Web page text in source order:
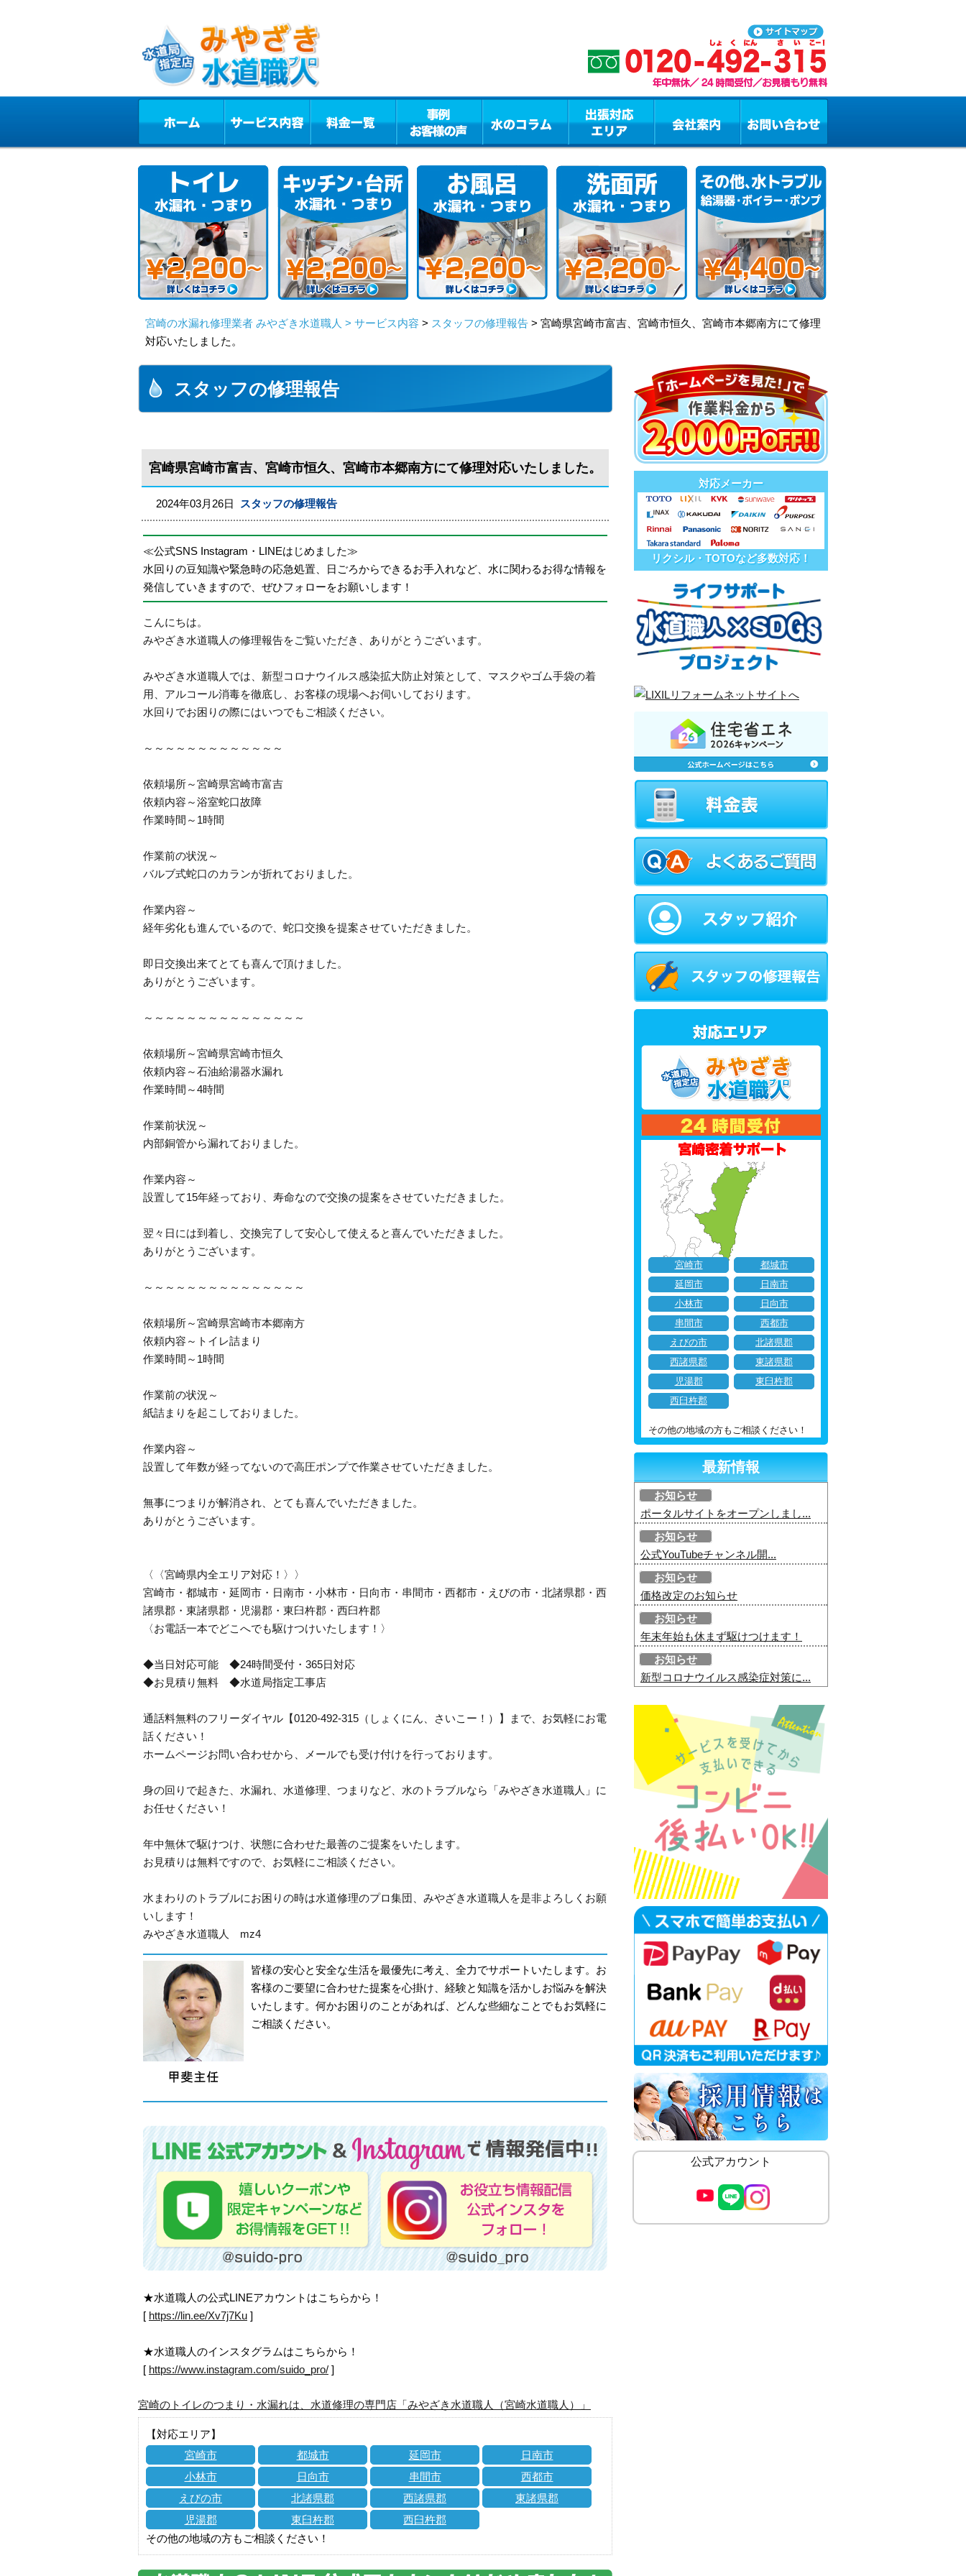
宮崎の水漏れ修理業者 みやざき水道職人 > サービス内容 > スタッフの修理報告 > 宮崎県宮崎市富吉、宮崎市恒久、宮崎市本郷南方にて修理
対応いたしました。
スタッフの修理報告
宮崎県宮崎市富吉、宮崎市恒久、宮崎市本郷南方にて修理対応いたしました。
2024年03月26日 スタッフの修理報告
≪公式SNS Instagram・LINEはじめました≫
水回りの豆知識や緊急時の応急処置、日ごろからできるお手入れなど、水に関わるお得な情報を
発信していきますので、ぜひフォローをお願いします！
こんにちは。
みやざき水道職人の修理報告をご覧いただき、ありがとうございます。
みやざき水道職人では、新型コロナウイルス感染拡大防止対策として、マスクやゴム手袋の着
用、アルコール消毒を徹底し、お客様の現場へお伺いしております。
水回りでお困りの際にはいつでもご相談ください。
～～～～～～～～～～～～～
依頼場所～宮崎県宮崎市富吉
依頼内容～浴室蛇口故障
作業時間～1時間
作業前の状況～
バルブ式蛇口のカランが折れておりました。
作業内容～
経年劣化も進んでいるので、蛇口交換を提案させていただきました。
即日交換出来てとても喜んで頂けました。
ありがとうございます。
～～～～～～～～～～～～～～～
依頼場所～宮崎県宮崎市恒久
依頼内容～石油給湯器水漏れ
作業時間～4時間
作業前状況～
内部銅管から漏れておりました。
作業内容～
設置して15年経っており、寿命なので交換の提案をさせていただきました。
翌々日には到着し、交換完了して安心して使えると喜んでいただきました。
ありがとうございます。
～～～～～～～～～～～～～～～
依頼場所～宮崎県宮崎市本郷南方
依頼内容～トイレ詰まり
作業時間～1時間
作業前の状況～
紙詰まりを起こしておりました。
作業内容～
設置して年数が経ってないので高圧ポンプで作業させていただきました。
無事につまりが解消され、とても喜んでいただきました。
ありがとうございます。
〈〈宮崎県内全エリア対応！〉〉
宮崎市・都城市・延岡市・日南市・小林市・日向市・串間市・西都市・えびの市・北諸県郡・西
諸県郡・東諸県郡・児湯郡・東臼杵郡・西臼杵郡
〈お電話一本でどこへでも駆けつけいたします！〉
◆当日対応可能 ◆24時間受付・365日対応
◆お見積り無料 ◆水道局指定工事店
通話料無料のフリーダイヤル【0120-492-315（しょくにん、さいこー！）】まで、お気軽にお電
話ください！
ホームページお問い合わせから、メールでも受け付けを行っております。
身の回りで起きた、水漏れ、水道修理、つまりなど、水のトラブルなら「みやざき水道職人」に
お任せください！
年中無休で駆けつけ、状態に合わせた最善のご提案をいたします。
お見積りは無料ですので、お気軽にご相談ください。
水まわりのトラブルにお困りの時は水道修理のプロ集団、みやざき水道職人を是非よろしくお願
いします！
みやざき水道職人 mz4
皆様の安心と安全な生活を最優先に考え、全力でサポートいたします。お
客様のご要望に合わせた提案を心掛け、経験と知識を活かしお悩みを解決
いたします。何かお困りのことがあれば、どんな些細なことでもお気軽に
ご相談ください。
★水道職人の公式LINEアカウントはこちらから！
[ https://lin.ee/Xv7j7Ku ]
★水道職人のインスタグラムはこちらから！
[ https://www.instagram.com/suido_pro/ ]
宮崎のトイレのつまり・水漏れは、水道修理の専門店「みやざき水道職人（宮崎水道職人）」
【対応エリア】
宮崎市
都城市 延岡市
日南市
小林市
日向市 串間市
西都市
えびの市
北諸県郡 西諸県郡
東諸県郡
児湯郡
東臼杵郡
西臼杵郡
その他の地域の方もご相談ください！
対応メーカー
リクシル・TOTOなど多数対応！
宮崎市
都城市
延岡市
日南市
小林市
日向市
串間市
西都市
えびの市
北諸県郡
西諸県郡
東諸県郡
児湯郡
東臼杵郡
西臼杵郡
その他の地域の方もご相談ください！
最新情報
お知らせ
ポータルサイトをオープンしまし...
お知らせ
公式YouTubeチャンネル開...
お知らせ
価格改定のお知らせ
お知らせ
年末年始も休まず駆けつけます！
お知らせ
新型コロナウイルス感染症対策に...
公式アカウント